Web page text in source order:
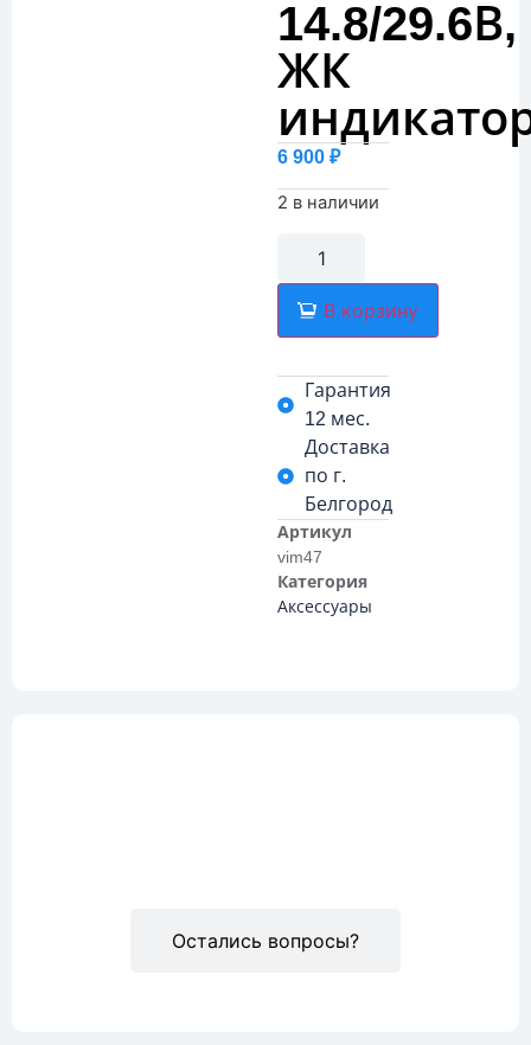
14.8/29.6В,
ЖК
6 900 ₽
2 в наличии
В корзину
Гарантия
12 мес.
Доставка
по г.
Белгород
Артикул
vim47
Категория
Аксессуары
Остались вопросы?